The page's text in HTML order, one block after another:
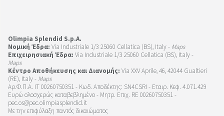
Olimpia Splendid S.p.A.
Νομική Έδρα: Via Industriale 1/3 25060 Cellatica (BS), Italy - Maps
Επιχειρησιακή Έδρα: Via Industriale 1/3 25060 Cellatica (BS), Italy -
Maps
Κέντρο Αποθήκευσης και Διανομής: Via XXV Aprile, 46, 42044 Gualtieri
(RE), Italy - Maps
Αρ.Φ.Π.Α. IT 00260750351 - Κωδ. Αποδέκτης: SN4CSRI - Εταιρ. Κεφ. 4.071.429
Ευρώ ολοσχερώς καταβεβλημένο - Μητρ. Επιχ. RE 00260750351 -
pec.os@pec.olimpiasplendid.it
Με την επιφύλαξη παντός δικαιώματος